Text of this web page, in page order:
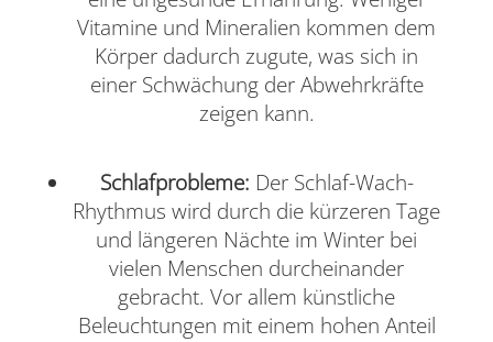
Vitamine und Mineralien kommen dem
Körper dadurch zugute, was sich in
einer Schwächung der Abwehrkräfte
zeigen kann.
Schlafprobleme: Der Schlaf-Wach-
Rhythmus wird durch die kürzeren Tage
und längeren Nächte im Winter bei
vielen Menschen durcheinander
gebracht. Vor allem künstliche
Beleuchtungen mit einem hohen Anteil